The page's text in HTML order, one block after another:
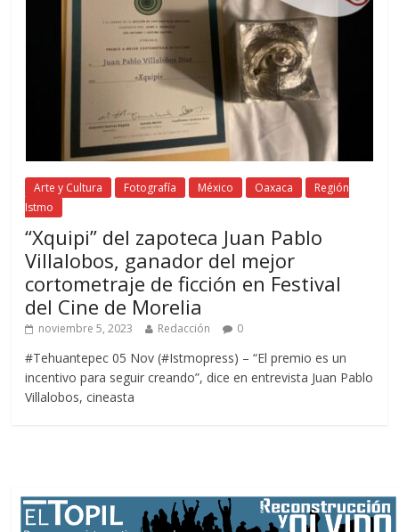
Arte y Cultura Fotografía México Oaxaca
Región
Istmo
“Xquipi” del zapoteca Juan Pablo
Villalobos, ganador del mejor
cortometraje de ficción en Festival
del Cine de Morelia
noviembre 5, 2023 Redacción 0
#Tehuantepec 05 Nov (#Istmopress) – “El premio es un
incentivo para seguir creando”, dice en entrevista Juan Pablo
Villalobos, cineasta